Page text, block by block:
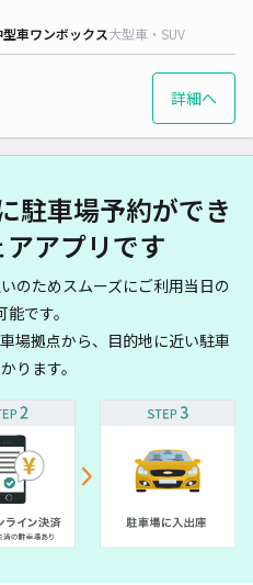
型車ワンボックス大型車・SUV
詳細へ
駐車場予約ができ
アプリです
のためスムーズにご利用当日の
です。
場拠点から、目的地に近い駐車
ります。